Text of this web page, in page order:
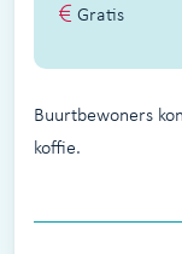
Gratis
Buurtbewoners
koffie.